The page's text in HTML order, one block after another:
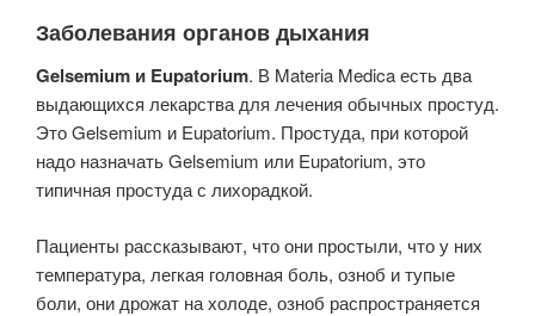
Заболевания органов дыхания
Gelsemium и Eupatorium. В Materia Medica есть два
выдающихся лекарства для лечения обычных простуд.
Это Gelsemium и Eupatorium. Простуда, при которой
надо назна­чать Gelsemium или Eupatorium, это
типичная простуда с лихорадкой.
Паци­енты рассказывают, что они простыли, что у них
температура, легкая голов­ная боль, озноб и тупые
боли, они дрожат на холоде, озноб распространяется